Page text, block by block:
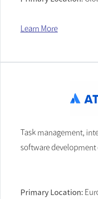
Learn More
Task management,
software
Primary Location: